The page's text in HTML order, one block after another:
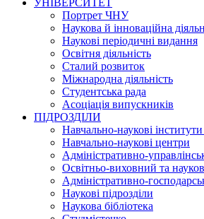
Портрет ЧНУ
Наукова й інноваційна
Наукові періодичні видання
Освітня діяльність
Сталий розвиток
Міжнародна діяльність
Студентська рада
Асоціація випускників
ПІДРОЗДІЛИ
Навчально-наукові
Навчально-наукові центри
Адміністративно-
Освітньо-виховний та
Адміністративно-
Наукові підрозділи
Наукова бібліотека